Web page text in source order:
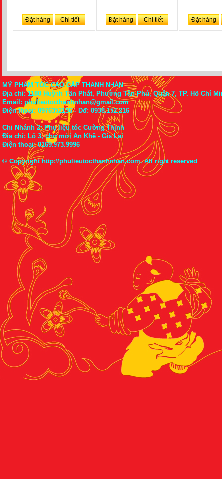
Đặt hàng Chi tiết Đặt hàng Chi tiết Đặt hàng
MỸ PHẨM TÓC CAO CẤP THANH NHÀN
Địa chỉ: 1180 Huỳnh Tấn Phát, Phường Tân Phú, Quận 7, TP. Hồ Chí
Email: phulieutocthanhnhan@gmail.com
Điện thoại: 0976352136- Dđ: 0938.152.216
Chi Nhánh 2: Phụ liệu tóc Cường Thịnh
Địa chỉ: Lô 3, chợ mới An Khê - Gia Lai
Điện thoại:0169.973.9996
© Copyright http://phulieutocthanhnhan.com. All right reserved